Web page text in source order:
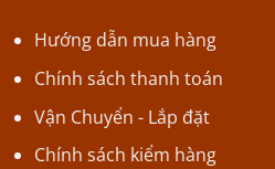
Hướng dẫn mua hàng
Chính sách thanh toán
Vận Chuyển - Lắp đặt
Chính sách kiểm hàng